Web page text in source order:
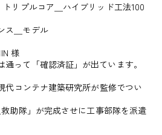
リプルコア＿ハイブリッド工法100
ス＿モデル
様
って「確認済証」が出ています。
代コンテナ建築研究所が監修でつい
助隊」が完成させに工事部隊を派遣